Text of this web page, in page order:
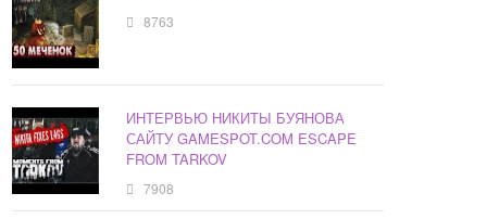
8763
ИНТЕРВЬЮ НИКИТЫ БУЯНОВА
САЙТУ GAMESPOT.COM ESCAPE
FROM TARKOV
7908